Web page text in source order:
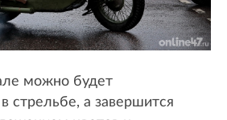
можно будет
стрельбе, а завершится